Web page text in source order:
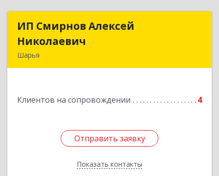
ИП Смирнов Алексей
Николаевич
Шарья
Клиентов на сопровождении 4
Отправить заявку
Показать контакты
ИП Смирнов Алексей
Отправить заявку
Назад